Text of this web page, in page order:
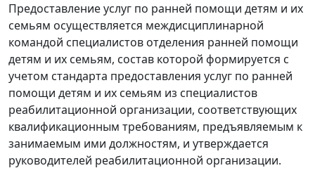
Предоставление услуг по ранней помощи детям и их
семьям осуществляется междисциплинарной
командой специалистов отделения ранней помощи
детям и их семьям, состав которой формируется с
учетом стандарта предоставления услуг по ранней
помощи детям и их семьям из специалистов
реабилитационной организации, соответствующих
квалификационным требованиям, предъявляемым к
занимаемым ими должностям, и утверждается
руководителей реабилитационной организации.